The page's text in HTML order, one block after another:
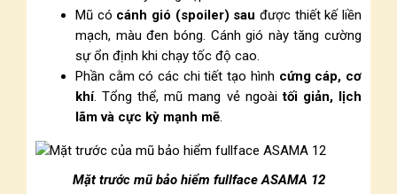
Mũ có cánh gió (spoiler) sau được thiết kế liền
mạch, màu đen bóng. Cánh gió này tăng cường
sự ổn định khi chạy tốc độ cao.
Phần cằm có các chi tiết tạo hình cứng cáp, cơ
khí. Tổng thể, mũ mang vẻ ngoàitối giản, lịch
lãm và cực kỳ mạnh mẽ.
Mặt trước mũ bảo hiểm fullface ASAMA 12